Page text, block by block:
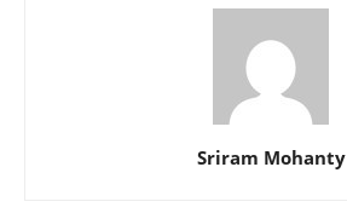
Sriram Mohanty